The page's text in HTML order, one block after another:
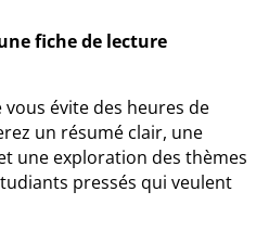
fiche de lecture
évite des heures de
un résumé clair, une
une exploration des thèmes
pressés qui veulent